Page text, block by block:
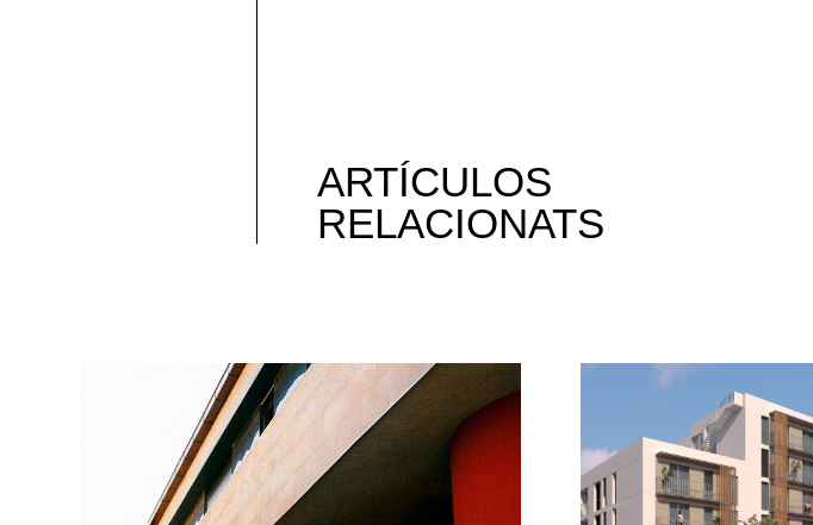
ARTÍCULOS
RELACIONATS